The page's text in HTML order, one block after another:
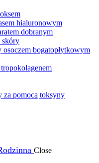
hialuronowym
dobranym
skóry
osoczem bogatopłytkowym
za pomocą toksyny
Close